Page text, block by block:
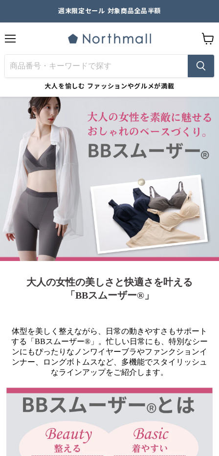
週末限定セール 対象商品全品半額
メ
ニ
ュ
ー
大人を愉しむ ファッションやグルメが満載
ー
ト
を
る
大人の女性の美しさと快適さを叶える
「BBスムーザー®」
体型を美しく整えながら、日常の動きやすさもサポート
する「BBスムーザー®」。忙しい日常にも、特別なシー
ンにもぴったりなノンワイヤーブラやファンクションイ
ンナー、ロングボトムスなど、多機能でスタイリッシュ
なラインアップをご紹介します。